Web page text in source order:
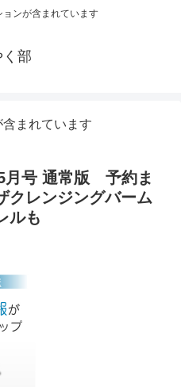
ンが含まれています
く部
まれています
号 通常版 予約ま
レンジングバーム
ルも